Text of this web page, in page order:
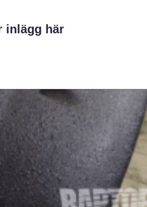
inlägg här